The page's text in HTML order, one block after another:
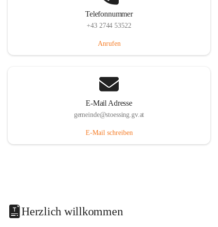
Telefonnummer
+43 2744 53522
Anrufen
E-Mail Adresse
gemeinde@stoessing.gv.at
E-Mail schreiben
Herzlich willkommen